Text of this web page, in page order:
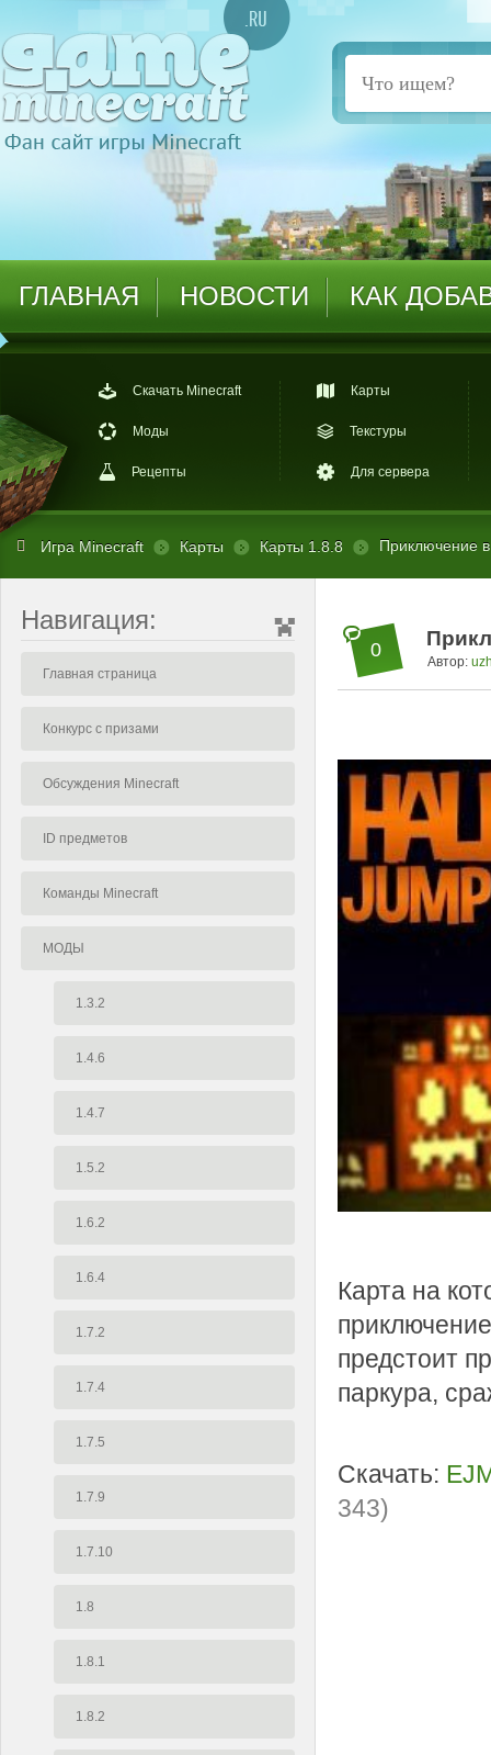
ГЛАВНАЯ НОВОСТИ КАК
Скачать Minecraft
Моды
Рецепты
Карты
Текстуры
Для сервера
Игра Minecraft Карты Карты 1.8.8 Приключение
Навигация:
Главная страница
Конкурс с призами
Обсуждения Minecraft
ID предметов
Команды Minecraft
МОДЫ
1.3.2
1.4.6
1.4.7
1.5.2
1.6.2
1.6.4
1.7.2
1.7.4
1.7.5
1.7.9
1.7.10
1.8
1.8.1
1.8.2
0
Автор:
Карта на
предстоит
паркура,
Скачать:
343)